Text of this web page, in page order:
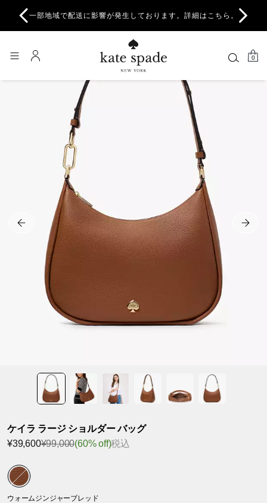
一部地域で配送に影響が発生しております。詳細はこちら。
0
ケイラ ラージ ショルダー バッグ
¥39,600¥99,000(60% off)税込
ウォームジンジャーブレッド